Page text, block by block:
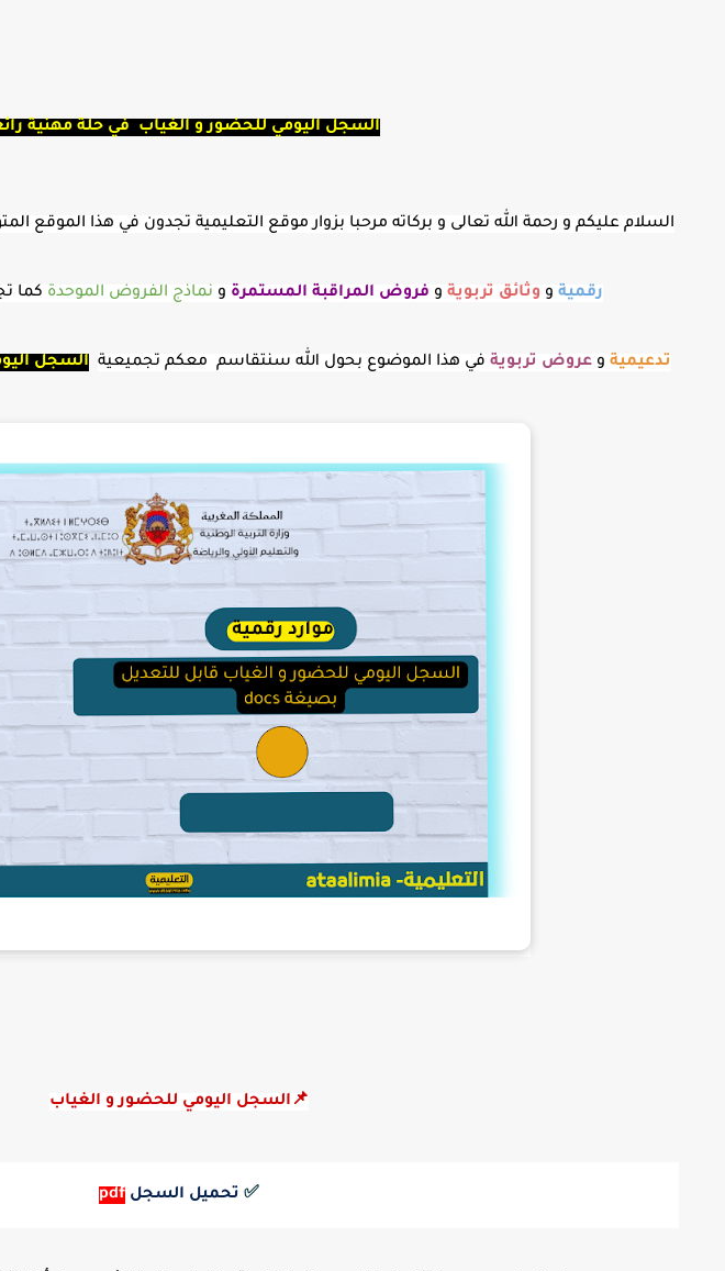
السجل اليومي للحضور و الغياب في حلة مهنية
السلام عليكم و رحمة الله تعالى و بركاته مرحبا بزوار موقع التعليمية تجدون في هذا الموقع
رقمية و وثائق تربوية و فروض المراقبة المستمرة و نماذج الفروض الموحدة كما
تدعيمية و عروض تربوية في هذا الموضوع بحول الله سنتقاسم معكم تجميعية السجل
📌السجل اليومي للحضور و الغياب
✅ تحميل السجل pdf